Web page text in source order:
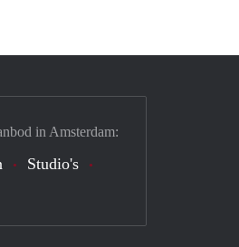
in Amsterdam:
Studio's